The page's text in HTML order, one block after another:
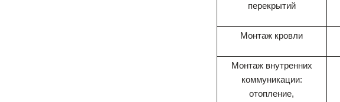
перекрытий
Монтаж кровли
Монтаж внутренних
коммуникации:
отопление,